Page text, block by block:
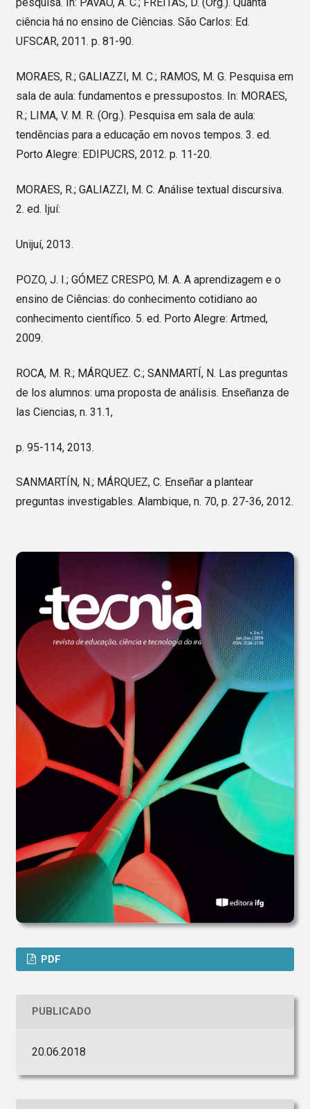
ciência há no ensino de Ciências. São Carlos: Ed.
UFSCAR, 2011. p. 81-90.
MORAES, R.; GALIAZZI, M. C.; RAMOS, M. G. Pesquisa em
sala de aula: fundamentos e pressupostos. In: MORAES,
R.; LIMA, V. M. R. (Org.). Pesquisa em sala de aula:
tendências para a educação em novos tempos. 3. ed.
Porto Alegre: EDIPUCRS, 2012. p. 11-20.
MORAES, R.; GALIAZZI, M. C. Análise textual discursiva.
2. ed. Ijuí:
Unijuí, 2013.
POZO, J. I.; GÓMEZ CRESPO, M. A. A aprendizagem e o
ensino de Ciências: do conhecimento cotidiano ao
conhecimento científico. 5. ed. Porto Alegre: Artmed,
2009.
ROCA, M. R.; MÁRQUEZ. C.; SANMARTÍ, N. Las preguntas
de los alumnos: uma proposta de análisis. Enseñanza de
las Ciencias, n. 31.1,
p. 95-114, 2013.
SANMARTÍN, N.; MÁRQUEZ, C. Enseñar a plantear
preguntas investigables. Alambique, n. 70, p. 27-36, 2012.
PDF
PUBLICADO
20.06.2018